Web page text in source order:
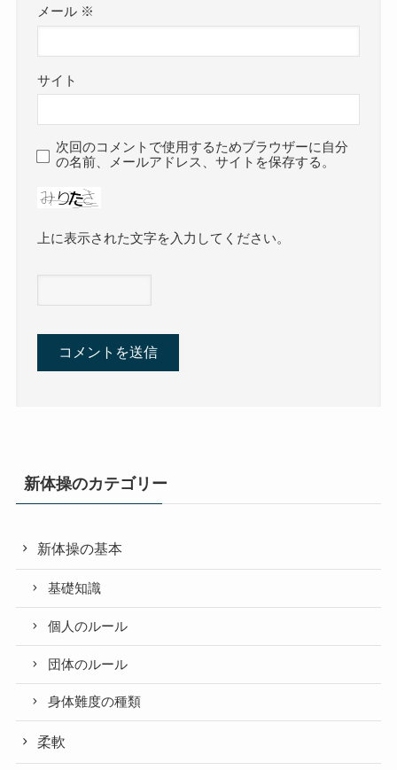
メール ※
サイト
次回のコメントで使用するためブラウザーに自分
の名前、メールアドレス、サイトを保存する。
上に表示された文字を入力してください。
新体操のカテゴリー
新体操の基本
基礎知識
個人のルール
団体のルール
身体難度の種類
柔軟